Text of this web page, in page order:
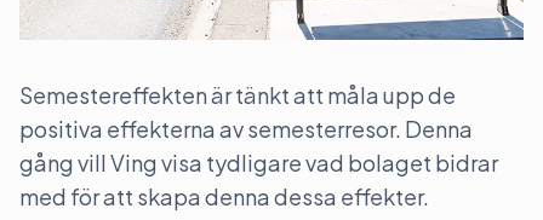
Semestereffekten är tänkt att måla upp de
positiva effekterna av semesterresor. Denna
gång vill Ving visa tydligare vad bolaget bidrar
med för att skapa denna dessa effekter.